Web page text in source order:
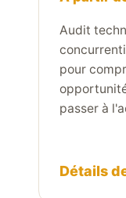
Audit
pour
passer à
Détails